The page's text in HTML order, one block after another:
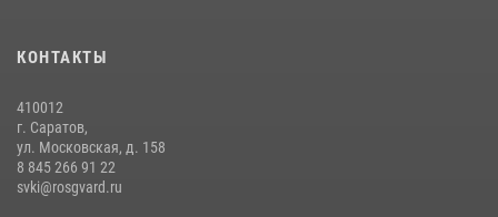
31 июля 2026, 12:08
КОНТАКТЫ
410012
г. Саратов,
ул. Московская, д. 158
8 845 266 91 22
svki@rosgvard.ru